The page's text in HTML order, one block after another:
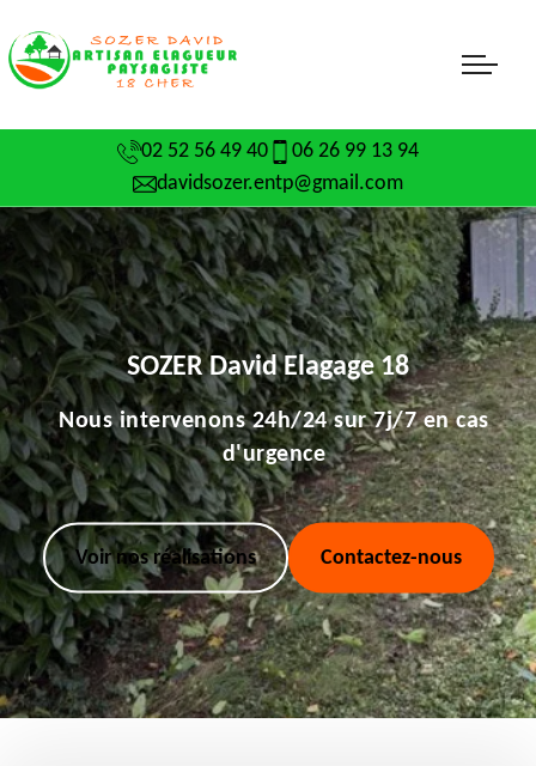
02 52 56 49 40
06 26 99 13 94
davidsozer.entp@gmail.com
SOZER David Elagage 18
Nous intervenons 24h/24 sur 7j/7 en cas
d'urgence
Voir nos réalisations Contactez-nous